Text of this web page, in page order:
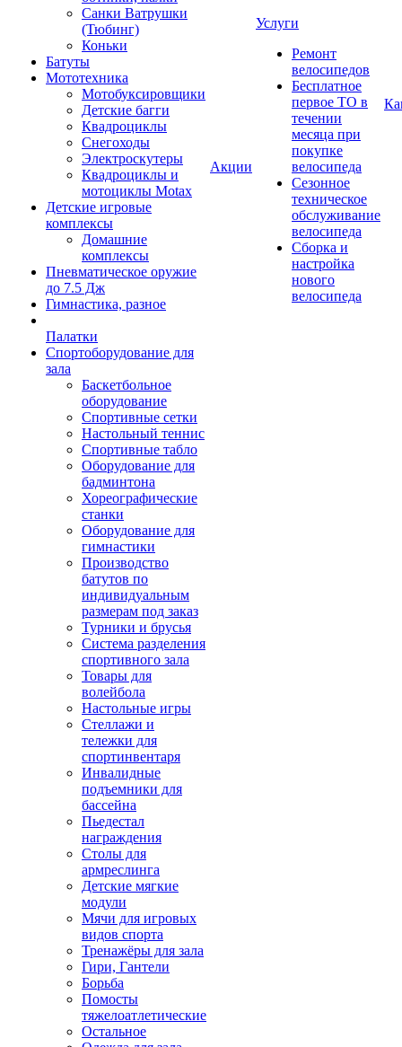
Санки Ватрушки
(Тюбинг)
Коньки
Батуты
Мототехника
Мотобуксировщики
Детские багги
Квадроциклы
Снегоходы
Электроскутеры
Квадроциклы и
мотоциклы Motax
Детские игровые
комплексы
Домашние
комплексы
Пневматическое оружие
до 7.5 Дж
Гимнастика, разное
Палатки
Спортоборудование для
зала
Баскетбольное
оборудование
Спортивные сетки
Настольный теннис
Спортивные табло
Оборудование для
бадминтона
Хореографические
станки
Оборудование для
гимнастики
Производство
батутов по
индивидуальным
размерам под заказ
Турники и брусья
Система разделения
спортивного зала
Товары для
волейбола
Настольные игры
Стеллажи и
тележки для
спортинвентаря
Инвалидные
подъемники для
бассейна
Пьедестал
награждения
Столы для
армреслинга
Детские мягкие
модули
Мячи для игровых
видов спорта
Тренажёры для зала
Гири, Гантели
Борьба
Помосты
тяжелоатлетические
Остальное
Акции
Услуги
Ремонт
велосипедов
Бесплатное
первое ТО в
течении
месяца при
покупке
велосипеда
Сезонное
техническое
обслуживание
велосипеда
Сборка и
настройка
нового
велосипеда